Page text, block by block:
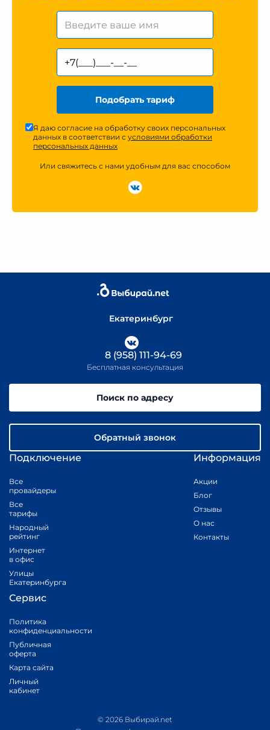
Подобрать тариф
Я даю согласие на обработку своих персональных
данных в соответствии с условиями обработки
персональных данных
Или свяжитесь с нами удобным для вас способом
Екатеринбург
Подключение
Все
провайдеры
Все
тарифы
Народный
рейтинг
Интернет
в офис
Улицы
Екатеринбурга
Информация
Акции
Блог
Отзывы
О нас
Контакты
Сервис
Политика
конфиденциальности
Публичная
оферта
Карта сайта
Личный
кабинет
8 (958) 111-94-69
Бесплатная консультация
Поиск по адресу
Обратный звонок
© 2026 Выбирай.net